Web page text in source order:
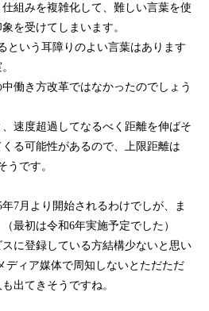
組みを複雑化して、難しい言葉を使
を受けてしまいます。
という耳障りのよい言葉はあります
働き方改革ではなかったのでしょう
速度超過してなるべく距離を伸ばそ
る可能性があるので、上限距離は
うです。
7月より開始されるわけでしが、ま
最初は令和6年実施予定でした）
に登録している方結構少ないと思い
ディア媒体で周知しないとただただ
出てきそうですね。